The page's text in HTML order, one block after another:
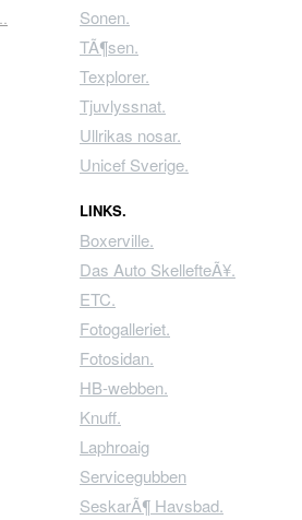
Sonen.
TÃ¶sen.
Texplorer.
Tjuvlyssnat.
Ullrikas nosar.
Unicef Sverige.
LINKS.
Boxerville.
Das Auto SkellefteÃ¥.
ETC.
Fotogalleriet.
Fotosidan.
HB-webben.
Knuff.
Laphroaig
Servicegubben
SeskarÃ¶ Havsbad.